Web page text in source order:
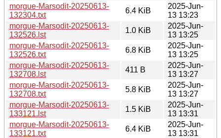
morgue-Marsodit-20250613-
132304.txt
6.4 KiB
2025-Jun-
13 13:23
morgue-Marsodit-20250613-
132526.lst
1.0 KiB
2025-Jun-
13 13:25
morgue-Marsodit-20250613-
132526.txt
6.8 KiB
2025-Jun-
13 13:25
morgue-Marsodit-20250613-
132708.lst
411 B
2025-Jun-
13 13:27
morgue-Marsodit-20250613-
132708.txt
5.8 KiB
2025-Jun-
13 13:27
morgue-Marsodit-20250613-
133121.lst
1.5 KiB
2025-Jun-
13 13:31
morgue-Marsodit-20250613-
133121.txt
6.4 KiB
2025-Jun-
13 13:31